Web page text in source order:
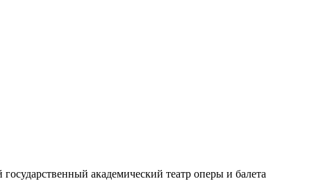
государственный академический театр оперы и балета